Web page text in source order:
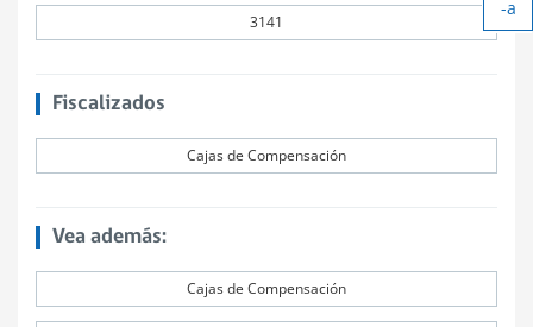
3141
Fiscalizados
Cajas de Compensación
Vea además:
Cajas de Compensación
-a